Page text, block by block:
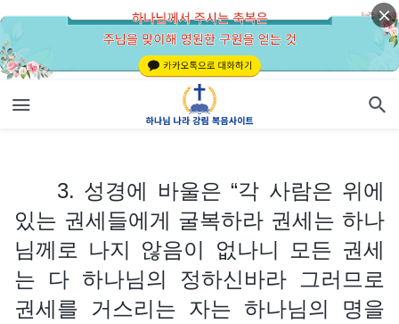
3. 성경에 바울은 “각 사람은 위에
있는 권세들에게 굴복하라 권세는 하나
님께로 나지 않음이 없나니 모든 권세
는 다 하나님의 정하신바라 그러므로
권세를 거스리는 자는 하나님의 명을